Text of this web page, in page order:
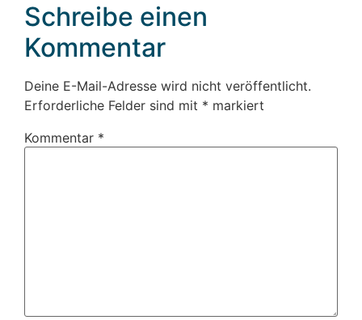
Schreibe einen
Kommentar
Deine E-Mail-Adresse wird nicht veröffentlicht.
Erforderliche Felder sind mit * markiert
Kommentar *